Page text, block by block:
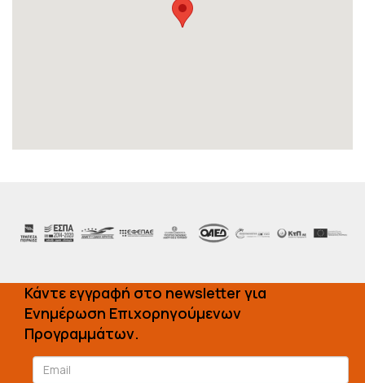
Κάντε εγγραφή στο newsletter για
Ενημέρωση Επιχορηγούμενων
Προγραμμάτων.